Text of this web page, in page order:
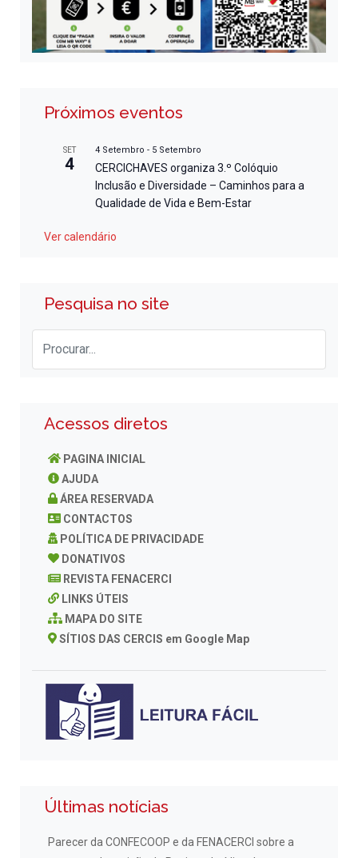
Próximos eventos
SET
4
4 Setembro - 5 Setembro
CERCICHAVES organiza 3.º Colóquio
Inclusão e Diversidade – Caminhos para a
Qualidade de Vida e Bem-Estar
Ver calendário
Pesquisa no site
Acessos diretos
PAGINA INICIAL
AJUDA
ÁREA RESERVADA
CONTACTOS
POLÍTICA DE PRIVACIDADE
DONATIVOS
REVISTA FENACERCI
LINKS ÚTEIS
MAPA DO SITE
SÍTIOS DAS CERCIS em Google Map
Últimas notícias
Parecer da CONFECOOP e da FENACERCI sobre a